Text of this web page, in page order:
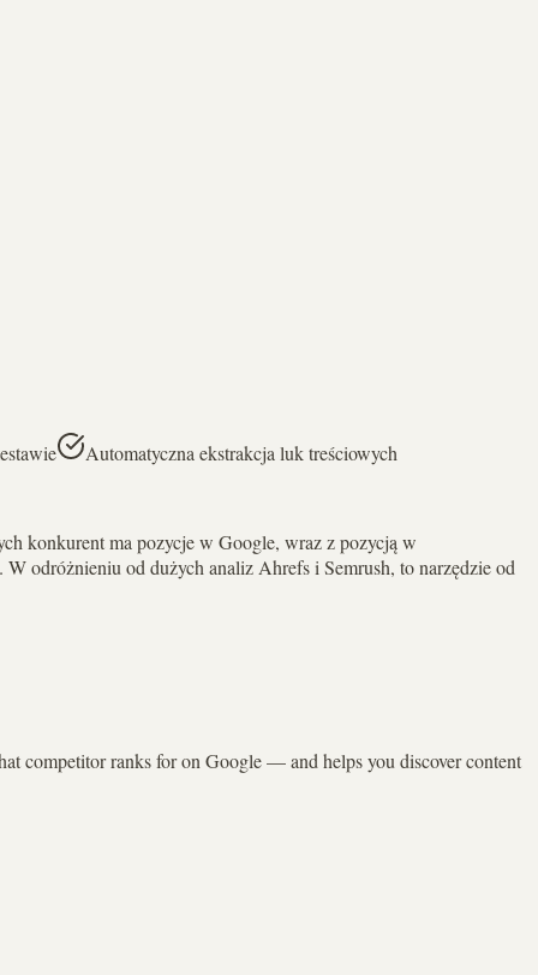
Automatyczna ekstrakcja luk treściowych
konkurent ma pozycje w Google, wraz z pozycją w
odróżnieniu od dużych analiz Ahrefs i Semrush, to narzędzie od
competitor ranks for on Google — and helps you discover content